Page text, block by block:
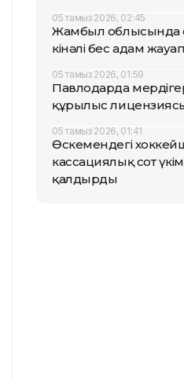
05 тамыз 2026, 02:45
Жамбыл облысында
кінәлі бес адам
05 тамыз 2026, 01:59
Павлодарда
құрылыс
05 тамыз 2026, 01:41
Өскемендегі
кассациялық сот
қалдырды